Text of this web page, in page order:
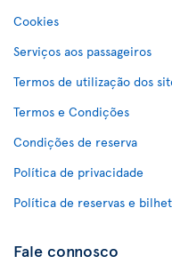
Cookies
Serviços aos passageiros
Termos de utilização dos
Termos e Condições
Condições de reserva
Política de privacidade
Política de reservas e
Fale connosco